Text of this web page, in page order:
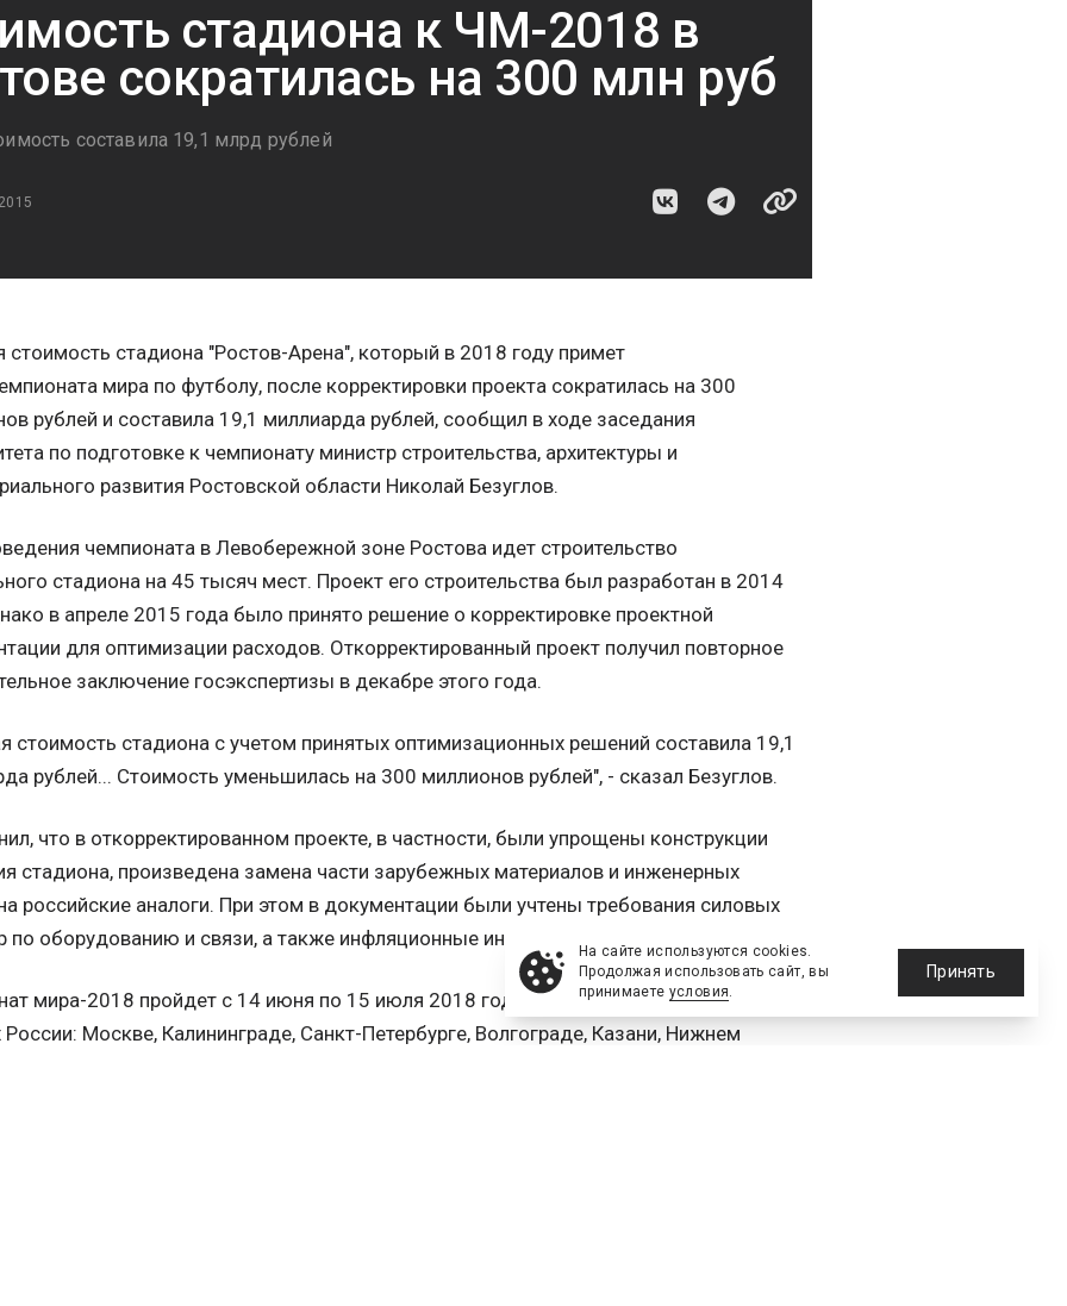
стадиона к ЧМ-2018 в
сократилась на 300 млн руб
составила 19,1 млрд рублей
стоимость стадиона "Ростов-Арена", который в 2018 году примет
мира по футболу, после корректировки проекта сократилась на 300
рублей и составила 19,1 миллиарда рублей, сообщил в ходе заседания
по подготовке к чемпионату министр строительства, архитектуры и
развития Ростовской области Николай Безуглов.
чемпионата в Левобережной зоне Ростова идет строительство
стадиона на 45 тысяч мест. Проект его строительства был разработан в 2014
в апреле 2015 года было принято решение о корректировке проектной
для оптимизации расходов. Откорректированный проект получил повторное
заключение госэкспертизы в декабре этого года.
стоимость стадиона с учетом принятых оптимизационных решений составила 19,1
рублей... Стоимость уменьшилась на 300 миллионов рублей", - сказал Безуглов.
что в откорректированном проекте, в частности, были упрощены конструкции
стадиона, произведена замена части зарубежных материалов и инженерных
российские аналоги. При этом в документации были учтены требования силовых
по оборудованию и связи, а также инфляционные индексы 2015-2017 годов.
мира-2018 пройдет с 14 июня по 15 июля 2018 года на 12 стадионах в 11
России: Москве, Калининграде, Санкт-Петербурге, Волгограде, Казани, Нижнем
На сайте используются cookies.
Продолжая использовать сайт, вы
принимаете условия.
Принять